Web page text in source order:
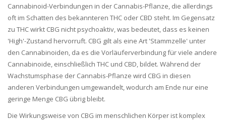
Cannabinoid-Verbindungen in der Cannabis-Pflanze, die allerdings
oft im Schatten des bekannteren THC oder CBD steht. Im Gegensatz
zu THC wirkt CBG nicht psychoaktiv, was bedeutet, dass es keinen
'High'-Zustand hervorruft. CBG gilt als eine Art 'Stammzelle' unter
den Cannabinoiden, da es die Vorläuferverbindung für viele andere
Cannabinoide, einschließlich THC und CBD, bildet. Während der
Wachstumsphase der Cannabis-Pflanze wird CBG in diesen
anderen Verbindungen umgewandelt, wodurch am Ende nur eine
geringe Menge CBG übrig bleibt.
Die Wirkungsweise von CBG im menschlichen Körper ist komplex